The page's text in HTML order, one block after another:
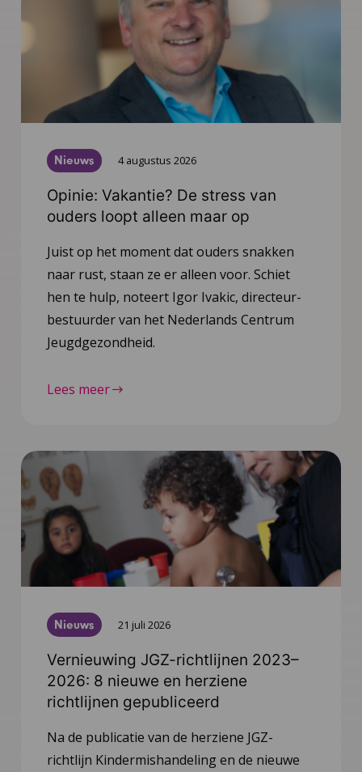
Nieuws 4 augustus 2026
Opinie: Vakantie? De stress van
ouders loopt alleen maar op
Juist op het moment dat ouders snakken
naar rust, staan ze er alleen voor. Schiet
hen te hulp, noteert Igor Ivakic, directeur-
bestuurder van het Nederlands Centrum
Jeugdgezondheid.
Lees meer
Nieuws 21 juli 2026
Vernieuwing JGZ-richtlijnen 2023–
2026: 8 nieuwe en herziene
richtlijnen gepubliceerd
Na de publicatie van de herziene JGZ-
richtlijn Kindermishandeling en de nieuwe